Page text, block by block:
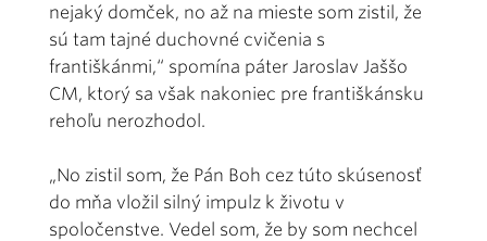
nejaký domček, no až na mieste som zistil, že
sú tam tajné duchovné cvičenia s
františkánmi,“ spomína páter Jaroslav Jaššo
CM, ktorý sa však nakoniec pre františkánsku
rehoľu nerozhodol.
„No zistil som, že Pán Boh cez túto skúsenosť
do mňa vložil silný impulz k životu v
spoločenstve. Vedel som, že by som nechcel